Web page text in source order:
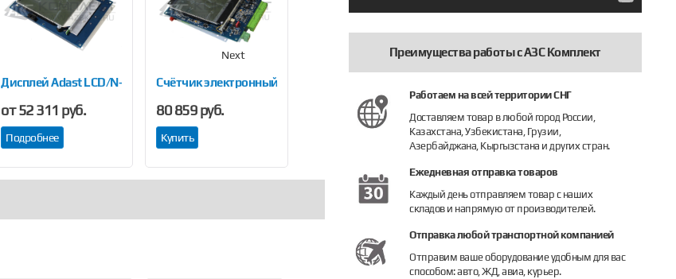
Дисплей Adast LCD/N-BL/PW
от 52 311 руб.
Подробнее
Счётчик электронный ADP1/L/PW
80 859 руб.
Купить
195 145 руб.
Узнать цену
Next Преимущества работы с АЗС Комплект
Работаем на всей территории СНГ
Доставляем товар в любой город России,
Казахстана, Узбекистана, Грузии,
Азербайджана, Кыргызстана и других стран.
Ежедневная отправка товаров
Каждый день отправляем товар с наших
складов и напрямую от производителей.
Отправка любой транспортной компанией
Отправим ваше оборудование удобным для вас
способом: авто, ЖД, авиа, курьер.